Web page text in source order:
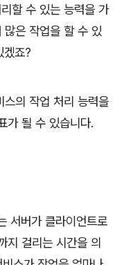
할 수 있는 능력을 가
은 작업을 할 수 있
겠죠?
의 작업 처리 능력을
가 될 수 있습니다.
서버가 클라이언트로
지 걸리는 시간을 의